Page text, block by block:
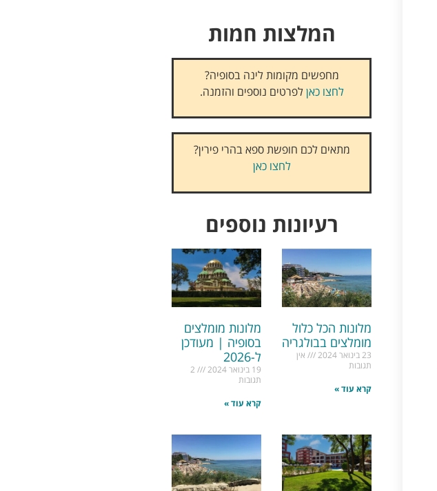
המלצות חמות
מחפשים מקומות לינה בסופיה?
לחצו כאןלפרטים נוספים והזמנה.
מתאים לכם חופשת ספא בהרי פירין?
לחצו כאן
רעיונות נוספים
מלונות הכל כלול
מומלצים בבולגריה
23 בינואר 2024
אין
תגובות
קרא עוד »
מלונות מומלצים
בסופיה | מעודכן
ל-2026
19 בינואר 2024
2
תגובות
קרא עוד »